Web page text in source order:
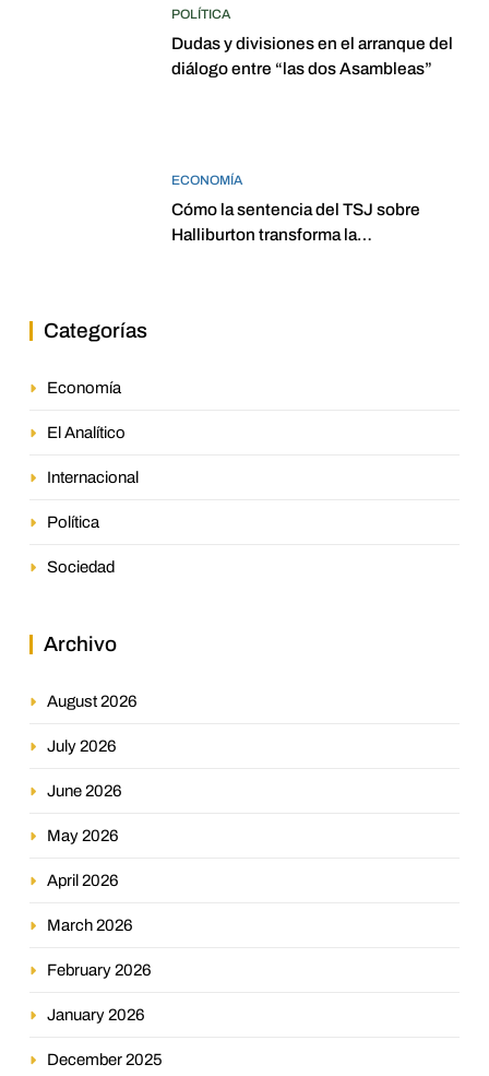
POLÍTICA
Dudas y divisiones en el arranque del
diálogo entre “las dos Asambleas”
ECONOMÍA
Cómo la sentencia del TSJ sobre
Halliburton transforma la
Categorías
Economía
El Analítico
Internacional
Política
Sociedad
Archivo
August 2026
July 2026
June 2026
May 2026
April 2026
March 2026
February 2026
January 2026
December 2025